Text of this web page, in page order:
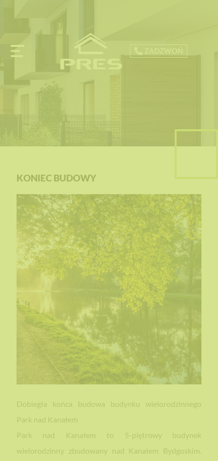
KONIEC BUDOWY
Dobiegła końca budowa budynku wielorodzinnego
Park nad Kanałem
Park nad Kanałem to 5-piętrowy budynek
wielorodzinny zbudowany nad Kanałem Bydgoskim.